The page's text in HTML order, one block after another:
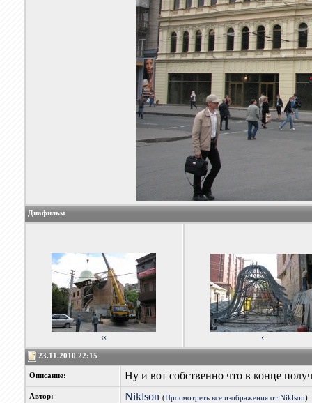
Диафильм
‹‹ ‹
23.11.2010 22:15
Описание: Ну и вот собственно что в конце
Автор: Niklson (Просмотреть все изображения от Niklson)